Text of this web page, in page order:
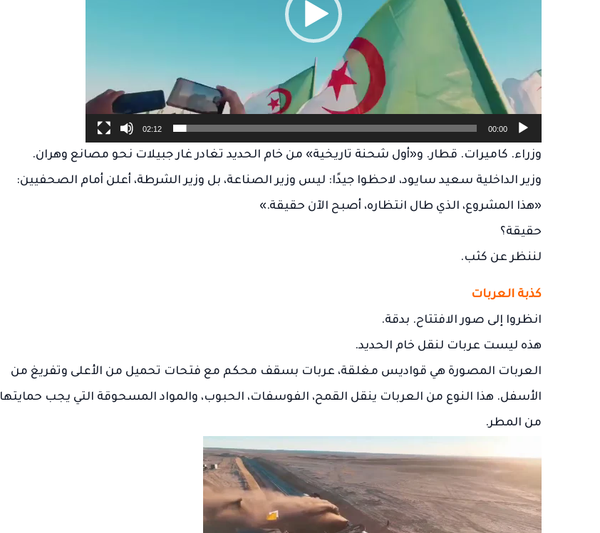
00:00
02:12
وزراء. كاميرات. قطار. و«أول شحنة تاريخية» من خام الحديد تغادر غار جبيلات نحو مصانع وهران.
وزير الداخلية سعيد سايود، لاحظوا جيدًا: ليس وزير الصناعة، بل وزير الشرطة، أعلن أمام الصحفيين:
«هذا المشروع، الذي طال انتظاره، أصبح الآن حقيقة.»
حقيقة؟
لننظر عن كثب.
كذبة العربات
انظروا إلى صور الافتتاح. بدقة.
هذه ليست عربات لنقل خام الحديد.
العربات المصورة هي قواديس مغلقة، عربات بسقف محكم مع فتحات تحميل من الأعلى وتفريغ من
الأسفل. هذا النوع من العربات ينقل القمح، الفوسفات، الحبوب، والمواد المسحوقة التي يجب حمايتها
من المطر.